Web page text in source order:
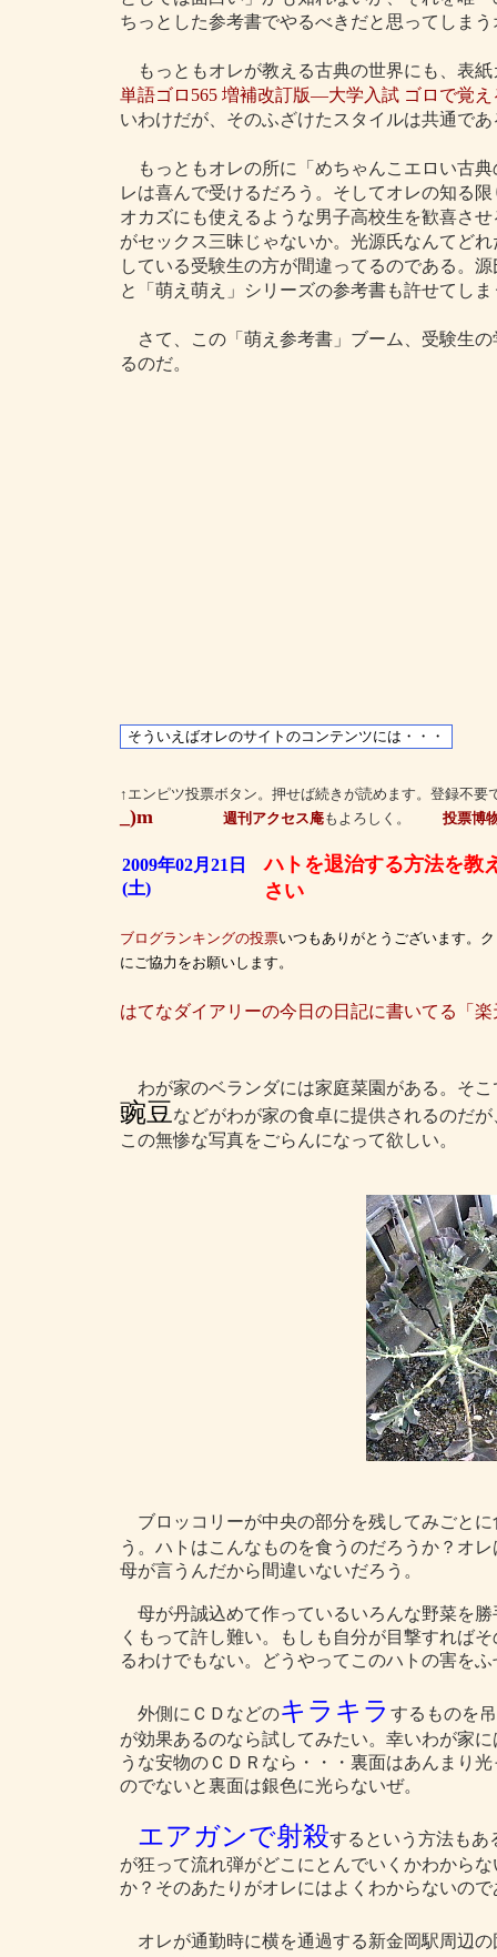
ちっとした参考書でやるべきだと思ってしま
もっともオレが教える古典の世界にも、表
単語ゴロ565 増補改訂版―大学入試 ゴロで覚え
いわけだが、そのふざけたスタイルは共通であ
もっともオレの所に「めちゃんこエロい古
レは喜んで受けるだろう。そしてオレの知る
オカズにも使えるような男子高校生を歓喜さ
がセックス三昧じゃないか。光源氏なんてど
している受験生の方が間違ってるのである。
と「萌え萌え」シリーズの参考書も許せてし
さて、この「萌え参考書」ブーム、受験生
るのだ。
↑エンピツ投票ボタン。押せば続きが読めます。登録不要
_)m 週刊アクセス庵もよろしく。 投票博
2009年02月21日
(土)
ハトを退治する方法を教
さい
ブログランキングの投票いつもありがとうございます。
にご協力をお願いします。
はてなダイアリーの今日の日記に書いてる「
わが家のベランダには家庭菜園がある。そこ
豌豆などがわが家の食卓に提供されるのだ
この無惨な写真をごらんになって欲しい。
ブロッコリーが中央の部分を残してみごと
う。ハトはこんなものを食うのだろうか？オ
母が言うんだから間違いないだろう。
母が丹誠込めて作っているいろんな野菜を
くもって許し難い。もしも自分が目撃すれば
るわけでもない。どうやってこのハトの害を
外側にＣＤなどのキラキラ するものを
が効果あるのなら試してみたい。幸いわが家
うな安物のＣＤＲなら・・・裏面はあんまり
のでないと裏面は銀色に光らないぜ。
エアガンで射殺するという方法もあ
が狂って流れ弾がどこにとんでいくかわから
か？そのあたりがオレにはよくわからないので
オレが通勤時に横を通過する新金岡駅周辺